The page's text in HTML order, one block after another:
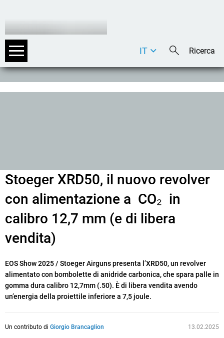
DE
IT
Stoeger XRD50, il nuovo revolver
con alimentazione a CO₂ in
calibro 12,7 mm (e di libera
vendita)
EOS Show 2025 / Stoeger Airguns presenta l’XRD50, un revolver
alimentato con bombolette di anidride carbonica, che spara palle in
gomma dura calibro 12,7mm (.50). È di libera vendita avendo
un’energia della proiettile inferiore a 7,5 joule.
Un contributo di Giorgio Brancaglion 13.02.2025